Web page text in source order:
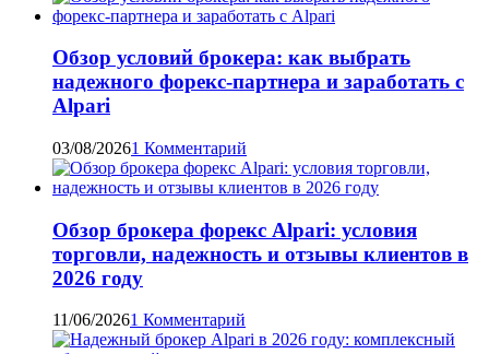
Обзор условий брокера: как выбрать
надежного форекс-партнера и заработать с
Alpari
03/08/20261 Комментарий
Обзор брокера форекс Alpari: условия
торговли, надежность и отзывы клиентов в
2026 году
11/06/20261 Комментарий